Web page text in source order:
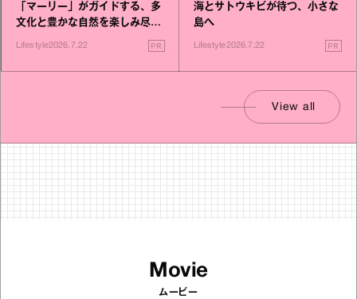
「マーリー」がガイドする、多
文化と豊かな自然を楽しみ尽く
Lifestyle2026.7.22 PR
海とサトウキビが待つ、小さな
島へ
Lifestyle2026.7.22 PR
View all
Movie
ムービー